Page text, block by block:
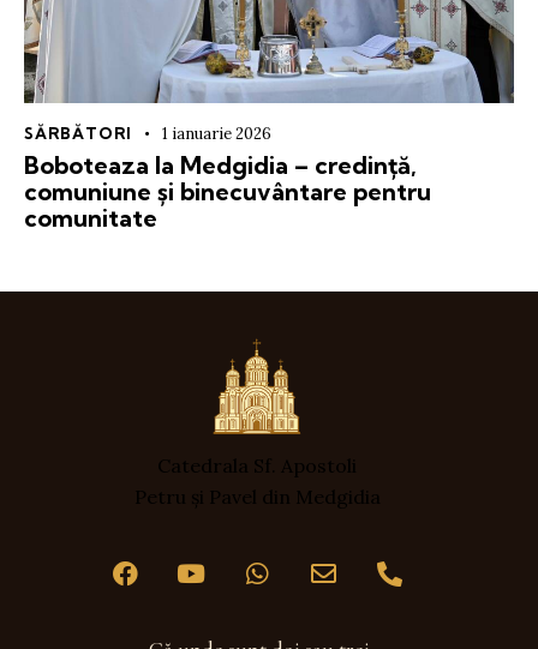
SĂRBĂTORI 1 ianuarie 2026
Boboteaza la Medgidia – credință,
comuniune și binecuvântare pentru
comunitate
Catedrala Sf. Apostoli
Petru și Pavel din Medgidia